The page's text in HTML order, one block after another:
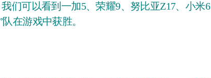
们可以看到一加5、荣耀9、努比亚Z17、小米6
在游戏中获胜。